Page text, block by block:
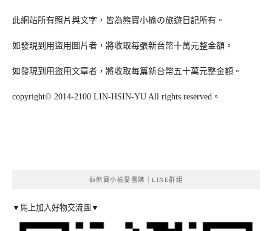
此網站所有照片與文字，皆為熊寶小榆の旅遊日記所有。
如發現到用盜用圖片者，將收取每張新台幣十萬元整金額。
如發現到用盜用文章者，將收取每篇新台幣五十萬元整金額。
copyright© 2014-2100 LIN-HSIN-YU All rights reserved。
👍熊寶小榆愛團購｜LINE群組
▼馬上加入好物交流團▼